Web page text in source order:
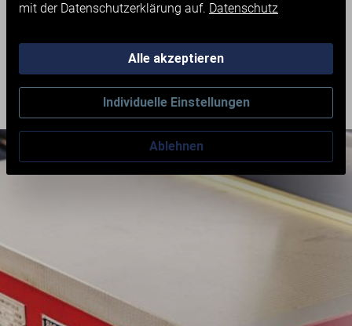
Neumaschinen
Schleifen
Doppelschleifmaschinen
mit der Datenschutzerklärung auf. Datenschutz
Individuelle Einstellungen
Ablehnen
Alle akzeptieren